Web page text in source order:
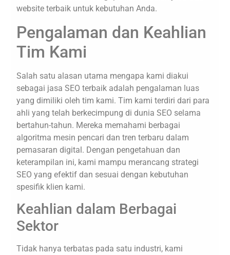
website terbaik untuk kebutuhan Anda.
Pengalaman dan Keahlian
Tim Kami
Salah satu alasan utama mengapa kami diakui
sebagai jasa SEO terbaik adalah pengalaman luas
yang dimiliki oleh tim kami. Tim kami terdiri dari para
ahli yang telah berkecimpung di dunia SEO selama
bertahun-tahun. Mereka memahami berbagai
algoritma mesin pencari dan tren terbaru dalam
pemasaran digital. Dengan pengetahuan dan
keterampilan ini, kami mampu merancang strategi
SEO yang efektif dan sesuai dengan kebutuhan
spesifik klien kami.
Keahlian dalam Berbagai
Sektor
Tidak hanya terbatas pada satu industri, kami